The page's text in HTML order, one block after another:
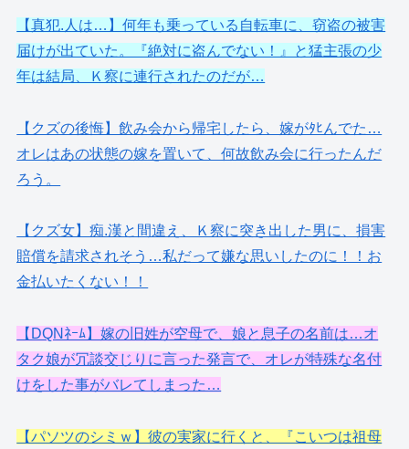
【真犯.人は…】何年も乗っている自転車に、窃盗の被害
届けが出ていた。『絶対に盗んでない！』と猛主張の少
年は結局、Ｋ察に連行されたのだが…
【クズの後悔】飲み会から帰宅したら、嫁がﾀﾋんでた…
オレはあの状態の嫁を置いて、何故飲み会に行ったんだ
ろう。
【クズ女】痴.漢と間違え、Ｋ察に突き出した男に、損害
賠償を請求されそう…私だって嫌な思いしたのに！！お
金払いたくない！！
【DQNﾈｰﾑ】嫁の旧姓が空母で、娘と息子の名前は…オ
タク娘が冗談交じりに言った発言で、オレが特殊な名付
けをした事がバレてしまった…
【パソツのシミｗ】彼の実家に行くと、『こいつは祖母